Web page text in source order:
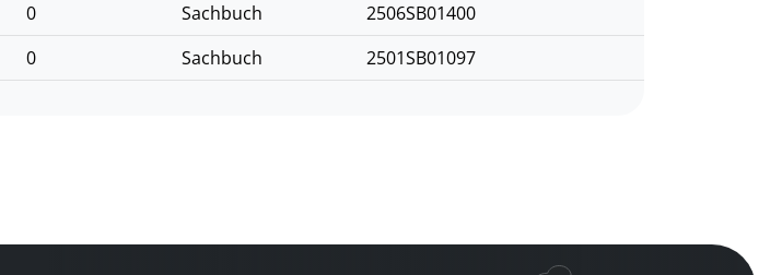
0 Sachbuch
2506SB01400
0 Sachbuch 2501SB01097